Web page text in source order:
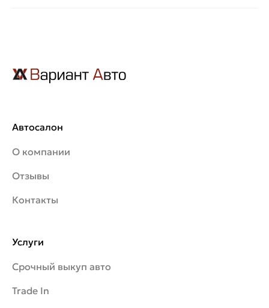
Автосалон
О компании
Отзывы
Контакты
Услуги
Срочный выкуп авто
Trade In